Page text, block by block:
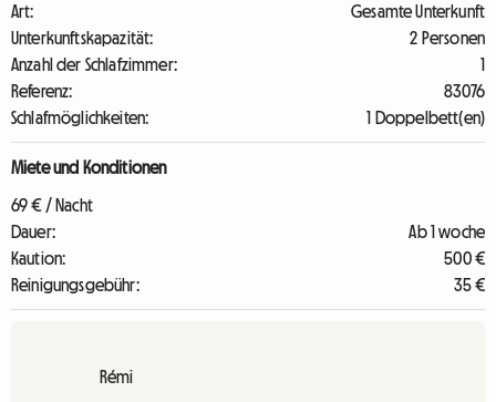
Art:
Gesamte Unterkunft
Unterkunftskapazität:
2 Personen
Anzahl der Schlafzimmer:
1
Referenz:
83076
Schlafmöglichkeiten:
1 Doppelbett(en)
Miete und Konditionen
69 € / Nacht
Dauer:
Ab 1 woche
Kaution:
500 €
Reinigungsgebühr:
35 €
Rémi